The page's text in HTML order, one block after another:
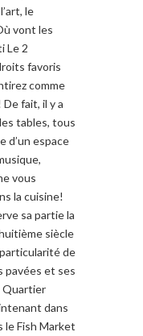
le
vont les
Le 2
favoris
comme
fait, il y a
tables, tous
d’un espace
vous
la cuisine!
sa partie la
siècle
de
pavées et ses
Quartier
dans
le Fish Market